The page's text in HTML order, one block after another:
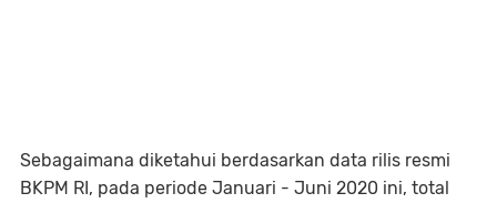
Sebagaimana diketahui berdasarkan data rilis resmi
BKPM RI, pada periode Januari - Juni 2020 ini, total